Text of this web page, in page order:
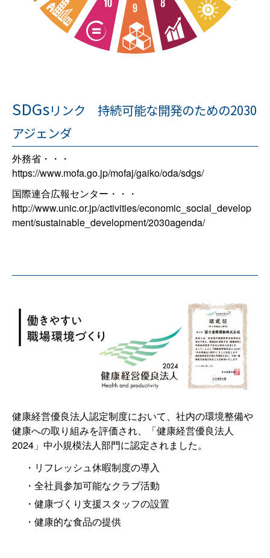
SDGsリンク 持続可能な開発のための2030
アジェンダ
外務省・・・
https://www.mofa.go.jp/mofaj/gaiko/oda/sdgs/
国際連合広報センター・・・
http://www.unic.or.jp/activities/economic_social_develop
ment/sustainable_development/2030agenda/
健康経営優良法人認定制度において、社内の環境整備や
健康への取り組みを評価され、「健康経営優良法人
2024」中小規模法人部門に認定されました。
リフレッシュ休暇制度の導入
全社員参加可能なクラブ活動
健康づくり支援スタッフの設置
健康的な食品の提供